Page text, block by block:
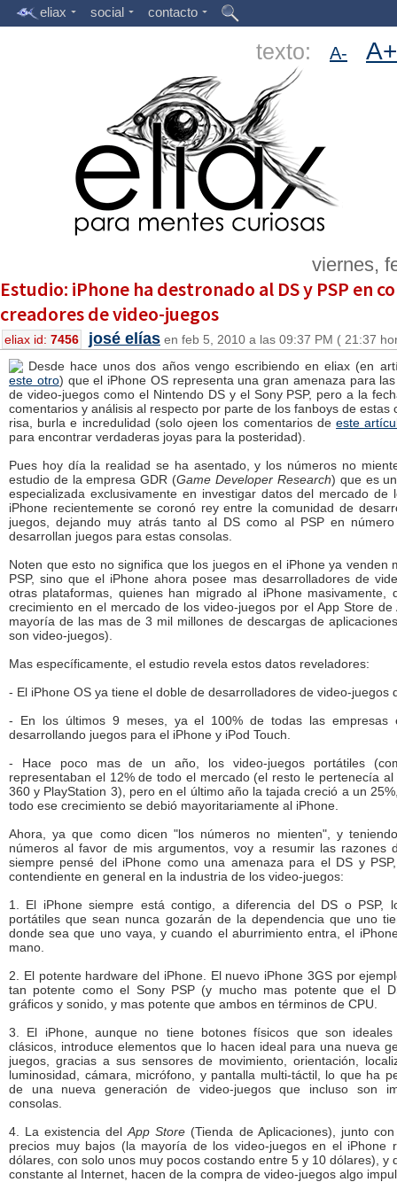
eliax social contacto
texto: A- A+
viernes,
Estudio: iPhone ha destronado al DS y PSP en
creadores de video-juegos
eliax id: 7456 josé elías en feb 5, 2010 a las 09:37 PM ( 21:37
Desde hace unos dos años vengo escribiendo en eliax (en
este otro) que el iPhone OS representa una gran amenaza para
de video-juegos como el Nintendo DS y el Sony PSP, pero a la
comentarios y análisis al respecto por parte de los fanboys de estas
risa, burla e incredulidad (solo ojeen los comentarios deeste
para encontrar verdaderas joyas para la posteridad).
Pues hoy día la realidad se ha asentado, y los números no
estudio de la empresa GDR (Game Developer Research) que es
especializada exclusivamente en investigar datos del mercado de
iPhone recientemente se coronó rey entre la comunidad de
juegos, dejando muy atrás tanto al DS como al PSP en
desarrollan juegos para estas consolas.
Noten que esto no significa que los juegos en el iPhone ya venden
PSP, sino que el iPhone ahora posee mas desarrolladores de
otras plataformas, quienes han migrado al iPhone masivamente,
crecimiento en el mercado de los video-juegos por el App Store
mayoría de las mas de 3 mil millones de descargas de
son video-juegos).
Mas específicamente, el estudio revela estos datos reveladores:
- El iPhone OS ya tiene el doble de desarrolladores de video-juegos
- En los últimos 9 meses, ya el 100% de todas las empresas
desarrollando juegos para el iPhone y iPod Touch.
- Hace poco mas de un año, los video-juegos portátiles
representaban el 12% de todo el mercado (el resto le pertenecía al
360 y PlayStation 3), pero en el último año la tajada creció a un
todo ese crecimiento se debió mayoritariamente al iPhone.
Ahora, ya que como dicen "los números no mienten", y
números al favor de mis argumentos, voy a resumir las razones
siempre pensé del iPhone como una amenaza para el DS y
contendiente en general en la industria de los video-juegos:
1. El iPhone siempre está contigo, a diferencia del DS o PSP,
portátiles que sean nunca gozarán de la dependencia que uno
donde sea que uno vaya, y cuando el aburrimiento entra, el
mano.
2. El potente hardware del iPhone. El nuevo iPhone 3GS por
tan potente como el Sony PSP (y mucho mas potente que el
gráficos y sonido, y mas potente que ambos en términos de CPU.
3. El iPhone, aunque no tiene botones físicos que son ideales
clásicos, introduce elementos que lo hacen ideal para una nueva
juegos, gracias a sus sensores de movimiento, orientación,
luminosidad, cámara, micrófono, y pantalla multi-táctil, lo que ha
de una nueva generación de video-juegos que incluso son
consolas.
4. La existencia delApp Store (Tienda de Aplicaciones), junto
precios muy bajos (la mayoría de los video-juegos en el iPhone
dólares, con solo unos muy pocos costando entre 5 y 10 dólares), y
constante al Internet, hacen de la compra de video-juegos algo